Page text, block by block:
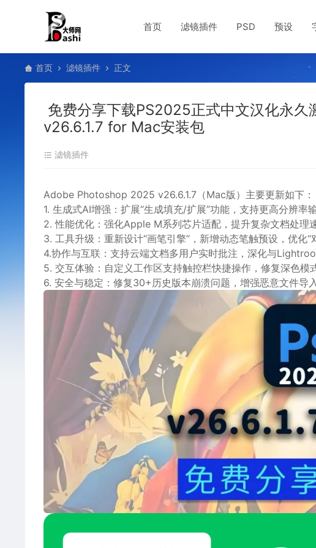
首页 滤镜插件 PSD 预设
首页 滤镜插件 正文
免费分享下载PS2025正式中文汉化永
v26.6.1.7 for Mac安装包
滤镜插件
Adobe Photoshop 2025 v26.6.1.7（Mac版）主要更新如下：
1. ‌生成式AI增强‌：扩展“生成填充/扩展”功能，支持更高分辨率
2. ‌性能优化‌：强化Apple M系列芯片适配，提升复杂文档处理
3. ‌工具升级‌：重新设计“画笔引擎”，新增动态笔触预设，优化“
4.协作与互联‌：支持云端文档多用户实时批注，深化与
5. ‌交互体验‌：自定义工作区支持触控栏快捷操作，修复深色模
6. ‌安全与稳定‌：修复30+历史版本崩溃问题，增强恶意文件导